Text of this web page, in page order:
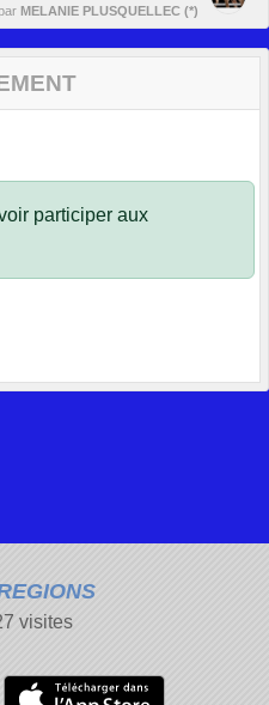
MELANIE PLUSQUELLEC (*)
participer aux
visites